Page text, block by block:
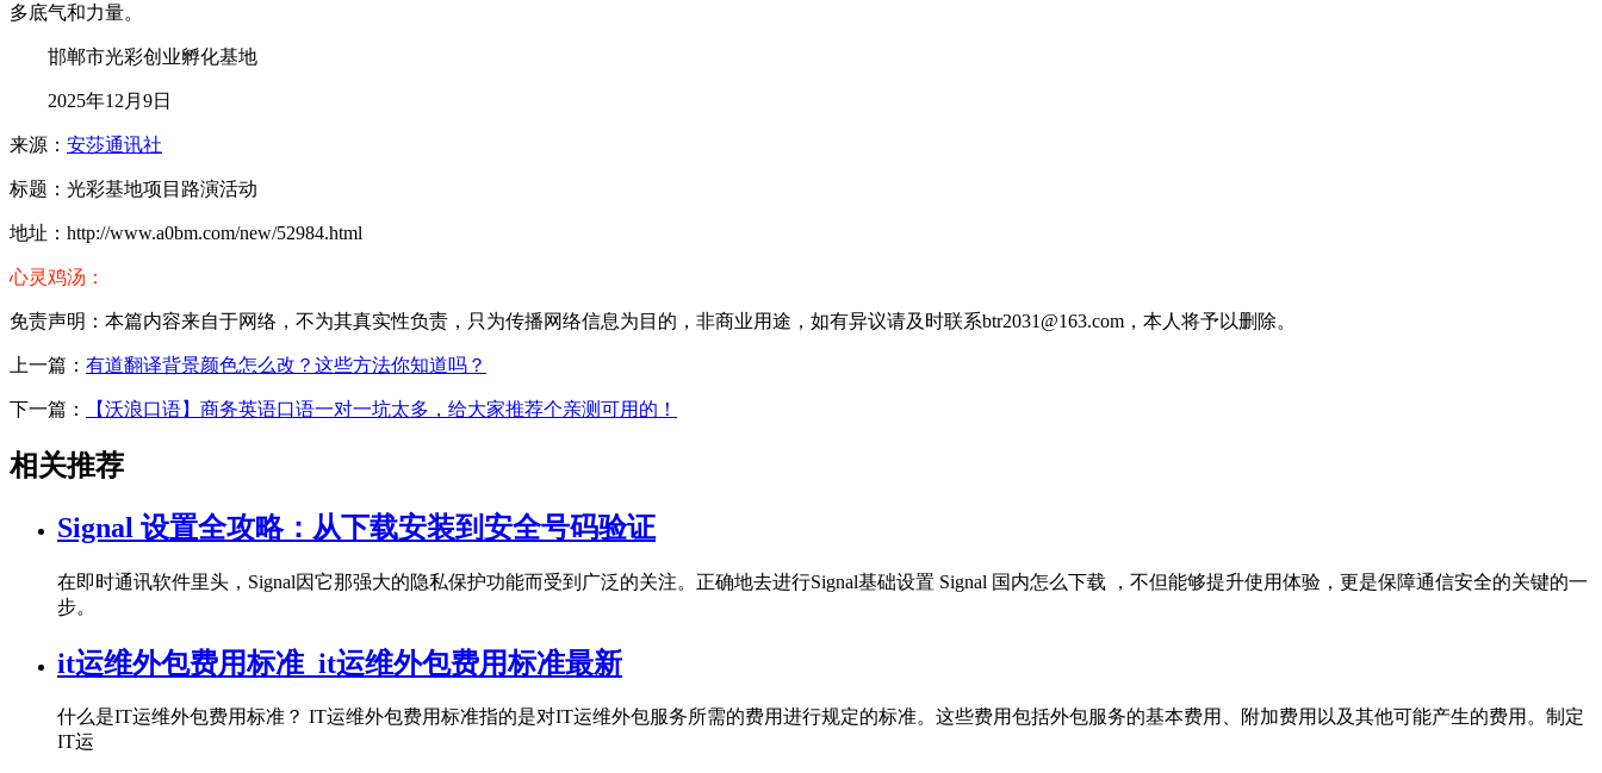
多底气和力量。
邯郸市光彩创业孵化基地
2025年12月9日
来源： 安莎通讯社
标题：光彩基地项目路演活动
地址：http://www.a0bm.com/new/52984.html
心灵鸡汤：
免责声明：本篇内容来自于网络，不为其真实性负责，只为传播网络信息为目的，非商业用途，如有异议请及时联系btr2031@163.com，本人将予以删除。
上一篇： 有道翻译背景颜色怎么改？这些方法你知道吗？
下一篇： 【沃浪口语】商务英语口语一对一坑太多，给大家推荐个亲测可用的！
相关推荐
Signal 设置全攻略：从下载安装到安全号码验证
在即时通讯软件里头，Signal因它那强大的隐私保护功能而受到广泛的关注。正确地去进行Signal基础设置 Signal 国内怎么下载 ，不但能够提升使用体验，更是保障通信安全的关键的一
步。
it运维外包费用标准_it运维外包费用标准最新
什么是IT运维外包费用标准？ IT运维外包费用标准指的是对IT运维外包服务所需的费用进行规定的标准。这些费用包括外包服务的基本费用、附加费用以及其他可能产生的费用。制定
IT运